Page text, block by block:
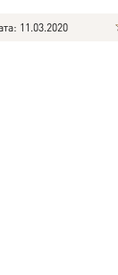
11.03.2020